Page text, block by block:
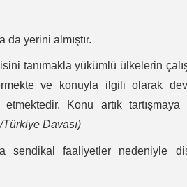
yerini almıştır.
tanımakla yükümlü ülkelerin
ve konuyla ilgili olarak
etmektedir. Konu artık
Davası)
sendikal faaliyetler nedeniyle